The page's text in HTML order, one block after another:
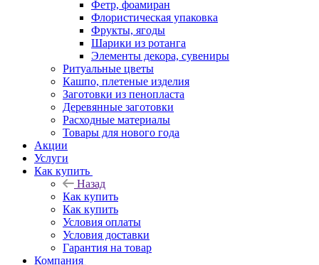
Фетр, фоамиран
Флористическая упаковка
Фрукты, ягоды
Шарики из ротанга
Элементы декора, сувениры
Ритуальные цветы
Кашпо, плетеные изделия
Заготовки из пенопласта
Деревянные заготовки
Расходные материалы
Товары для нового года
Акции
Услуги
Как купить
Назад
Как купить
Как купить
Условия оплаты
Условия доставки
Гарантия на товар
Компания